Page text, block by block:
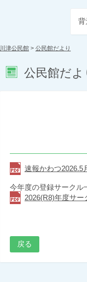
背
川津公民館 > 公民館だより
公民館だよ
速報かわつ2026.5
今年度の登録サークル
2026(R8)年度サー
戻る